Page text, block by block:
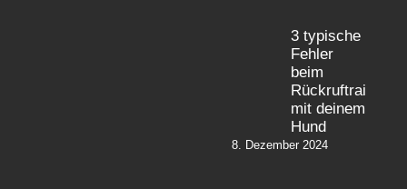
3 typische
Fehler
beim
Rückruftraining
mit deinem
Hund
8. Dezember 2024